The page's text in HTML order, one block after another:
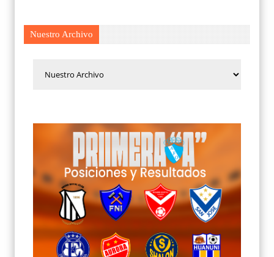
Nuestro Archivo